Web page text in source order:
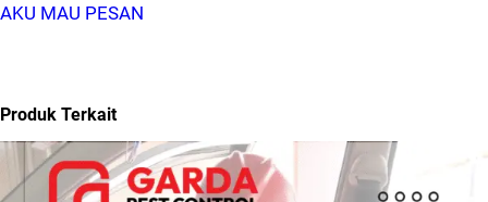
AKU MAU PESAN
Produk Terkait